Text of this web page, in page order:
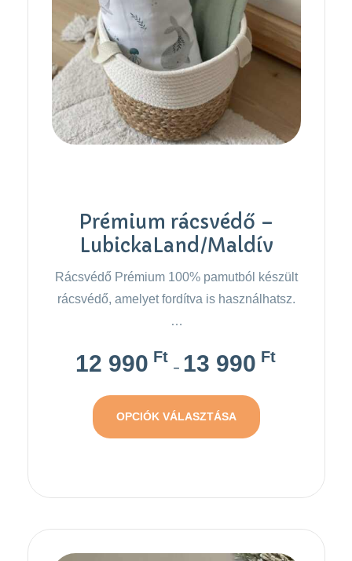
Prémium rácsvédő –
LubickaLand/Maldív
Rácsvédő Prémium 100% pamutból készült
rácsvédő, amelyet fordítva is használhatsz.
…
12 990Ft
– 13 990Ft
OPCIÓK VÁLASZTÁSA